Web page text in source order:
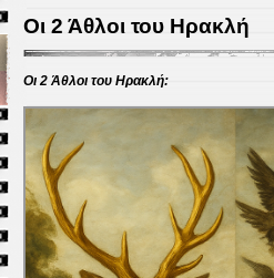
Οι 2 Άθλοι του Ηρακλή
Οι 2 Άθλοι του Ηρακλή: